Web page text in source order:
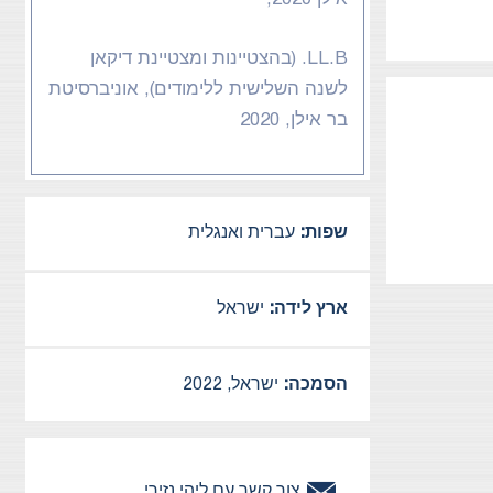
LL.B. (בהצטיינות ומצטיינת דיקאן
לשנה השלישית ללימודים), אוניברסיטת
בר אילן, 2020
שפות: עברית ואנגלית
ארץ לידה: ישראל
הסמכה: ישראל, 2022